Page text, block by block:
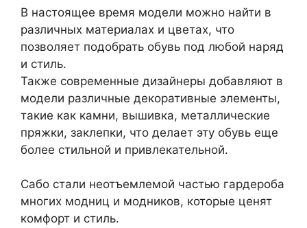
В настоящее время модели можно найти в
различных материалах и цветах, что
позволяет подобрать обувь под любой наряд
и стиль.
Также современные дизайнеры добавляют в
модели различные декоративные элементы,
такие как камни, вышивка, металлические
пряжки, заклепки, что делает эту обувь еще
более стильной и привлекательной.
Сабо стали неотъемлемой частью гардероба
многих модниц и модников, которые ценят
комфорт и стиль.